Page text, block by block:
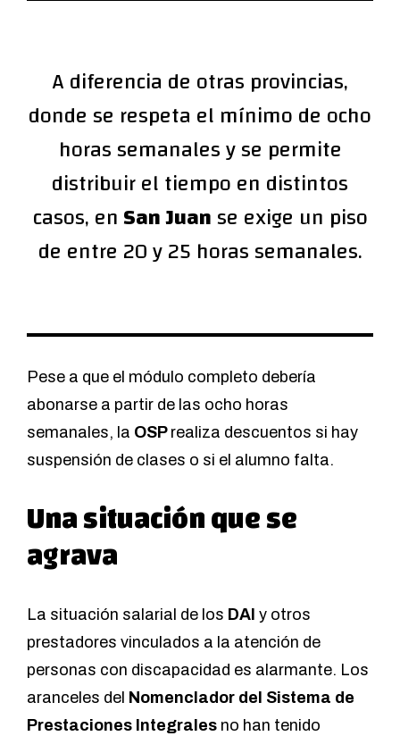
A diferencia de otras provincias,
donde se respeta el mínimo de ocho
horas semanales y se permite
distribuir el tiempo en distintos
casos, enSan Juanse exige un piso
de entre 20 y 25 horas semanales.
Pese a que el módulo completo debería
abonarse a partir de las ocho horas
semanales, la OSP realiza descuentos si hay
suspensión de clases o si el alumno falta.
Una situación que se
agrava
La situación salarial de los DAI y otros
prestadores vinculados a la atención de
personas con discapacidad es alarmante. Los
aranceles del Nomenclador del Sistema de
Prestaciones Integrales no han tenido